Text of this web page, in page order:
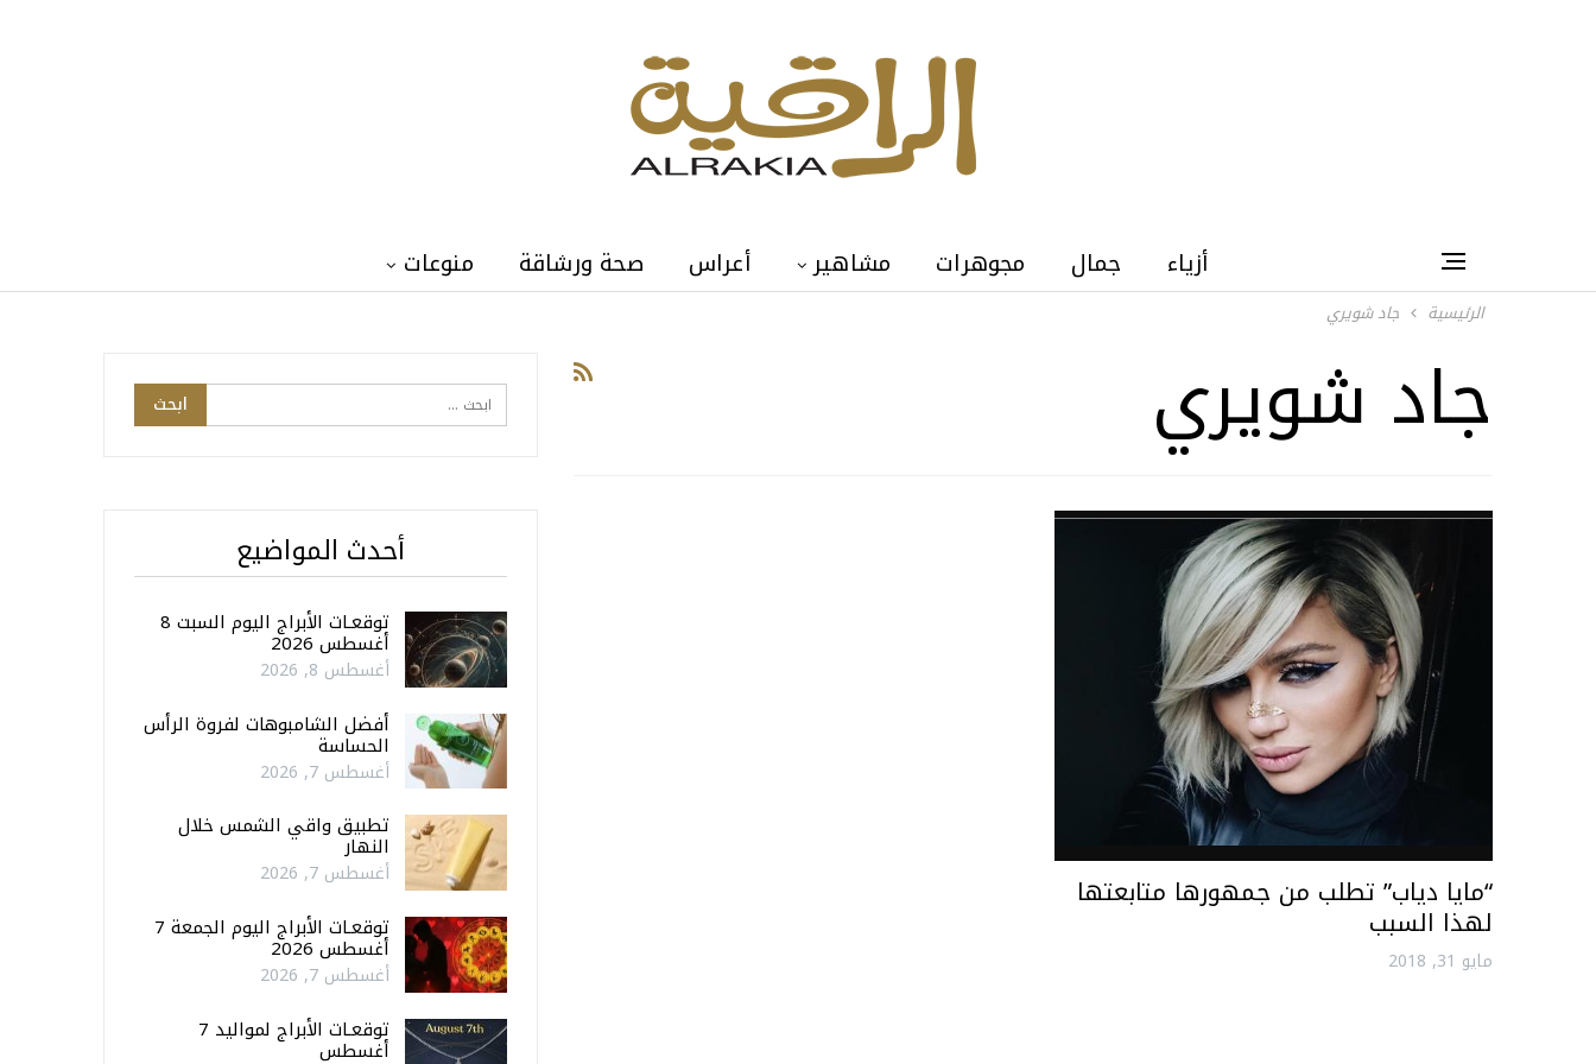
أزياء جمال مجوهرات مشاهير أعراس صحة ورشاقة منوعات
الرئيسية جاد شويري
جاد شويري
“مايا دياب” تطلب من جمهورها متابعتها
لهذا السبب
مايو 31, 2018
أحدث المواضيع
توقعـات الأبراج اليوم السبت 8
أغسطس 2026
أغسطس 8, 2026
أفضل الشامبوهات لفروة الرأس
الحساسة
أغسطس 7, 2026
تطبيق واقي الشمس خلال
النهار
أغسطس 7, 2026
توقعـات الأبراج اليوم الجمعة 7
أغسطس 2026
أغسطس 7, 2026
توقعـات الأبراج لمواليد 7
أغسطس